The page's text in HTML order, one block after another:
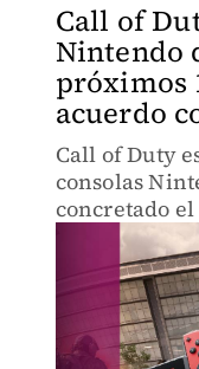
Call of
Nintendo
próximos
acuerdo
Call of Duty
consolas
concretado